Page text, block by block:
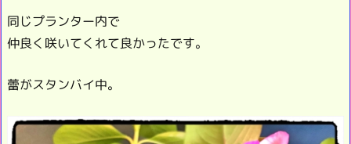
同じプランター内で
仲良く咲いてくれて良かったです。
蕾がスタンバイ中。